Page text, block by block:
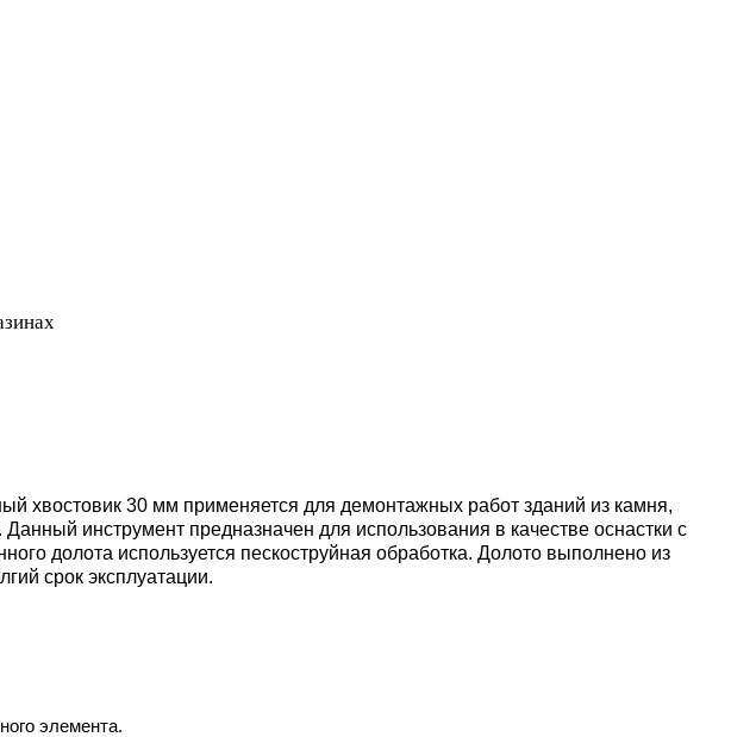
хвостовик 30 мм применяется для демонтажных работ зданий из камня,
инструмент предназначен для использования в качестве оснастки с
долота используется пескоструйная обработка. Долото выполнено из
срок эксплуатации.
элемента.